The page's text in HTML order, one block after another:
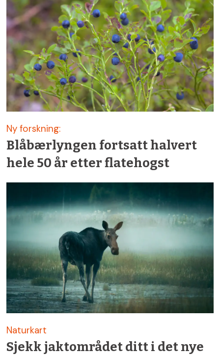
Ny forskning:
Blåbærlyngen fortsatt halvert
hele 50 år etter flatehogst
Naturkart
Sjekk jaktområdet ditt i det nye